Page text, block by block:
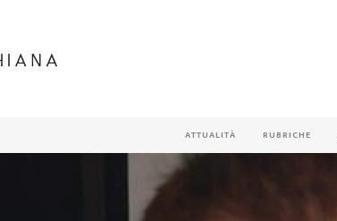
ATTUALITÀ RUBRICHE